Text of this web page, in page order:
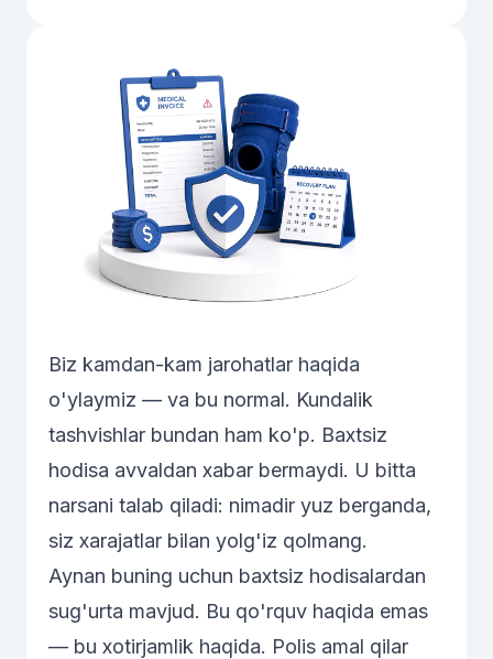
Biz kamdan-kam jarohatlar haqida
o'ylaymiz — va bu normal. Kundalik
tashvishlar bundan ham ko'p. Baxtsiz
hodisa avvaldan xabar bermaydi. U bitta
narsani talab qiladi: nimadir yuz berganda,
siz xarajatlar bilan yolg'iz qolmang.
Aynan buning uchun baxtsiz hodisalardan
sug'urta mavjud. Bu qo'rquv haqida emas
— bu xotirjamlik haqida. Polis amal qilar